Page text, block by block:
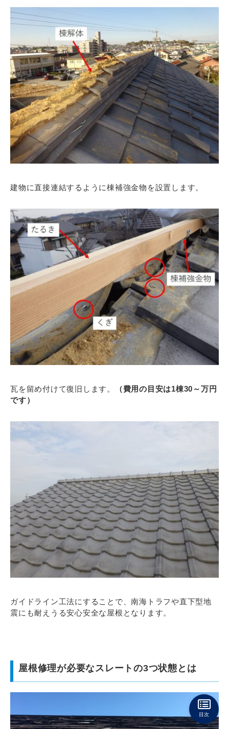
建物に直接連結するように棟補強金物を設置します。
瓦を留め付けて復旧します。
（費用の目安は1棟30～万円
です）
ガイドライン工法にすることで、南海トラフや直下型地
震にも耐えうる安心安全な屋根となります。
屋根修理が必要なスレートの3つ状態とは
目次